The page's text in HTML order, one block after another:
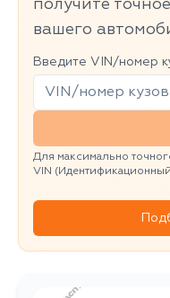
получите
вашего
Введите VIN/номер
Для максимально
VIN